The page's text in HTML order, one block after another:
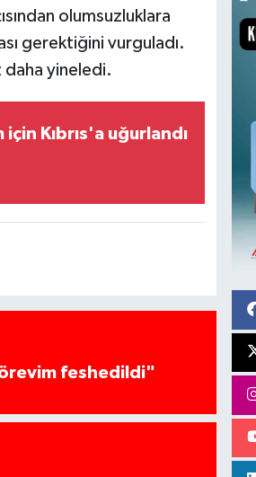
olumsuzluklara
gerektiğini vurguladı.
yineledi.
Kıbrıs'a uğurlandı
feshedildi"